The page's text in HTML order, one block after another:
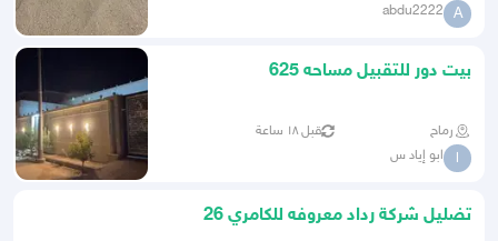
A
abdu2222
بيت دور للتقبيل مساحه 625
رماح قبل ١٨ ساعة
ا ابو إياد س
تضليل شركة رداد معروفه للكامري 26